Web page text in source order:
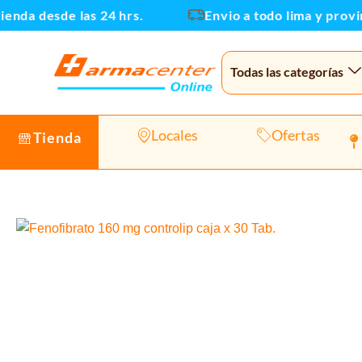
Ir
al
desde las 24 hrs. Envio a todo lima y
Todas las categorías
Tienda Locales Ofertas